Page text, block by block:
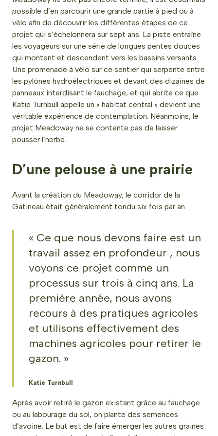
possible d’en parcourir une grande partie à pied ou à
vélo afin de découvrir les différentes étapes de ce
projet qui s’échelonnera sur sept ans. La piste entraîne
les voyageurs sur une série de longues pentes douces
qui montent et descendent vers les bassins versants.
Une promenade à vélo sur ce sentier qui serpente entre
les pylônes hydroélectriques et devant des dizaines de
panneaux interdisant le fauchage, et qui abrite ce que
Katie Turnbull appelle un « habitat central » devient une
véritable expérience de contemplation. Néanmoins, le
projet Meadoway ne se contente pas de laisser
pousser l’herbe.
D’une pelouse à une prairie
Avant la création du Meadoway, le corridor de la
Gatineau était généralement tondu six fois par an.
« Ce que nous devons faire est un
travail assez en profondeur , nous
voyons ce projet comme un
processus sur trois à cinq ans. La
première année, nous avons
recours à des pratiques agricoles
et utilisons effectivement des
machines agricoles pour retirer le
gazon. »
Katie Turnbull
Après avoir retiré le gazon existant grâce au fauchage
ou au labourage du sol, on plante des semences
d’avoine. Le but est de faire émerger les autres graines